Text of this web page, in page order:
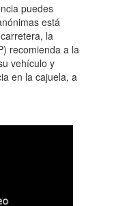
puedes
está
la
recomienda a la
vehículo y
en la cajuela, a